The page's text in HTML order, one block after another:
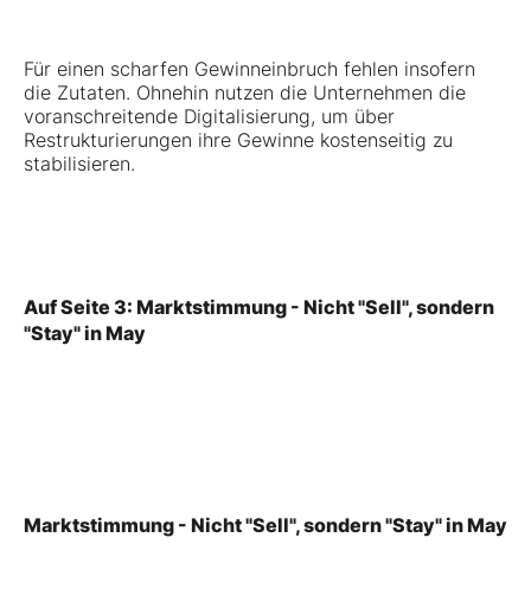
Für einen scharfen Gewinneinbruch fehlen insofern
die Zutaten. Ohnehin nutzen die Unternehmen die
voranschreitende Digitalisierung, um über
Restrukturierungen ihre Gewinne kostenseitig zu
stabilisieren.
Auf Seite 3: Marktstimmung - Nicht "Sell", sondern
"Stay" in May
Marktstimmung - Nicht "Sell", sondern "Stay" in May